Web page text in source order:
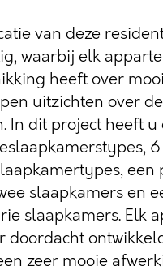
van deze
waarbij elk
heeft over
uitzichten over
In dit project heeft u
6
een
slaapkamers en
slaapkamers. Elk
doordacht
zeer mooie